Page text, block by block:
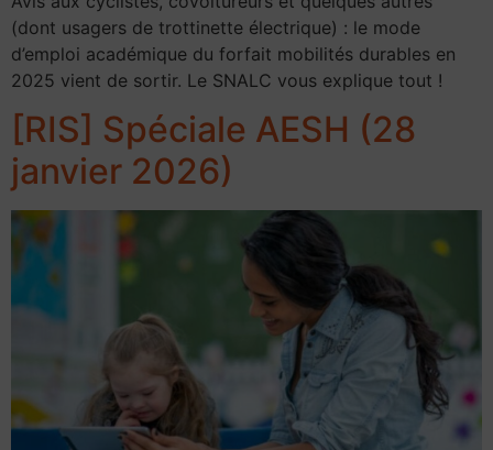
(dont usagers de trottinette électrique) : le mode
d’emploi académique du forfait mobilités durables en
2025 vient de sortir. Le SNALC vous explique tout !
[RIS] Spéciale AESH (28
janvier 2026)